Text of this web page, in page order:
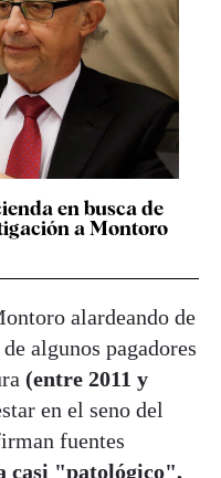
en busca de
a Montoro
alardeando de
algunos pagadores
(entre 2011 y
en el seno del
fuentes
casi "patológico",